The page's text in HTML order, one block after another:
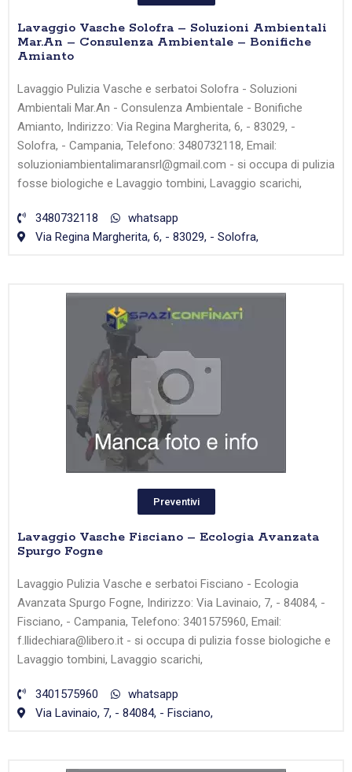
Lavaggio Vasche Solofra – Soluzioni Ambientali
Mar.An – Consulenza Ambientale – Bonifiche
Amianto
Lavaggio Pulizia Vasche e serbatoi Solofra - Soluzioni
Ambientali Mar.An - Consulenza Ambientale - Bonifiche
Amianto, Indirizzo: Via Regina Margherita, 6, - 83029, -
Solofra, - Campania, Telefono: 3480732118, Email:
soluzioniambientalimaransrl@gmail.com - si occupa di pulizia
fosse biologiche e Lavaggio tombini, Lavaggio scarichi,
3480732118
whatsapp
Via Regina Margherita, 6, - 83029, - Solofra,
Preventivi
Lavaggio Vasche Fisciano – Ecologia Avanzata
Spurgo Fogne
Lavaggio Pulizia Vasche e serbatoi Fisciano - Ecologia
Avanzata Spurgo Fogne, Indirizzo: Via Lavinaio, 7, - 84084, -
Fisciano, - Campania, Telefono: 3401575960, Email:
f.llidechiara@libero.it - si occupa di pulizia fosse biologiche e
Lavaggio tombini, Lavaggio scarichi,
3401575960
whatsapp
Via Lavinaio, 7, - 84084, - Fisciano,